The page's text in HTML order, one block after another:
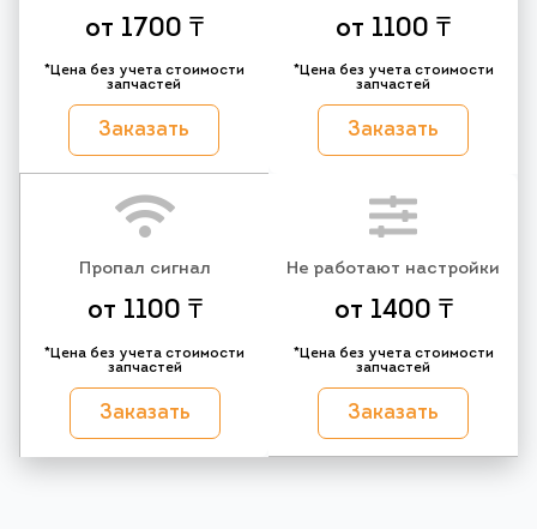
от 1700 ₸
*Цена без учета стоимости
запчастей
Заказать
от 1100 ₸
*Цена без учета стоимости
запчастей
Заказать
Пропал сигнал
от 1100 ₸
*Цена без учета стоимости
запчастей
Заказать
Не работают настройки
от 1400 ₸
*Цена без учета стоимости
запчастей
Заказать